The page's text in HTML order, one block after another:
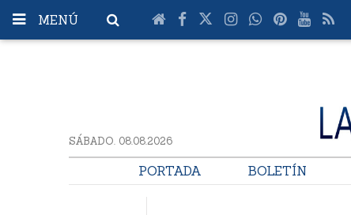
MENÚ
SÁBADO. 08.08.2026
PORTADA BOLETÍN